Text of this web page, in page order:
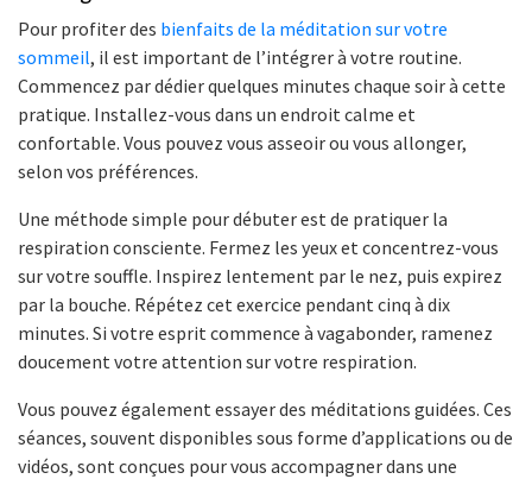
Pour profiter des bienfaits de la méditation sur votre
sommeil, il est important de l’intégrer à votre routine.
Commencez par dédier quelques minutes chaque soir à cette
pratique. Installez-vous dans un endroit calme et
confortable. Vous pouvez vous asseoir ou vous allonger,
selon vos préférences.
Une méthode simple pour débuter est de pratiquer la
respiration consciente. Fermez les yeux et concentrez-vous
sur votre souffle. Inspirez lentement par le nez, puis expirez
par la bouche. Répétez cet exercice pendant cinq à dix
minutes. Si votre esprit commence à vagabonder, ramenez
doucement votre attention sur votre respiration.
Vous pouvez également essayer des méditations guidées. Ces
séances, souvent disponibles sous forme d’applications ou de
vidéos, sont conçues pour vous accompagner dans une